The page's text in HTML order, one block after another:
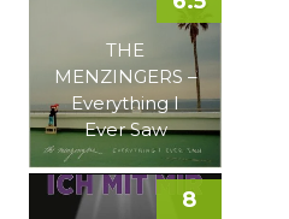
THE
MENZINGERS –
Everything I
Ever Saw
8